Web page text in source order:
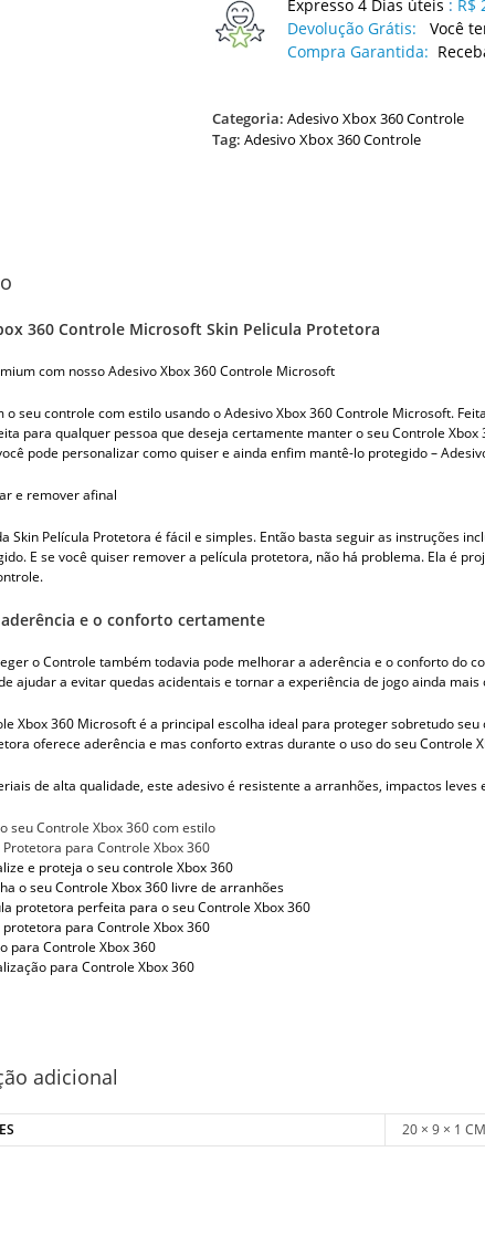
Expresso 4 Dias úteis : R$
Devolução Grátis:
Você
Compra Garantida:
Categoria: Adesivo Xbox 360 Controle
Tag: Adesivo Xbox 360 Controle
360 Controle Microsoft Skin Pelicula Protetora
com nosso Adesivo Xbox 360 Controle Microsoft
o seu controle com estilo usando o Adesivo Xbox 360 Controle Microsoft.
para qualquer pessoa que deseja certamente manter o seu Controle
pode personalizar como quiser e ainda enfim mantê-lo protegido –
e remover afinal
Skin Película Protetora é fácil e simples. Então basta seguir as instruções
E se você quiser remover a película protetora, não há problema. Ela é
e o conforto certamente
o Controle também todavia pode melhorar a aderência e o conforto do
ajudar a evitar quedas acidentais e tornar a experiência de jogo ainda mais
Xbox 360 Microsoft é a principal escolha ideal para proteger sobretudo
oferece aderência e mas conforto extras durante o uso do seu Controle
de alta qualidade, este adesivo é resistente a arranhões, impactos leves
seu Controle Xbox 360 com estilo
Protetora para Controle Xbox 360
e proteja o seu controle Xbox 360
o seu Controle Xbox 360 livre de arranhões
protetora perfeita para o seu Controle Xbox 360
protetora para Controle Xbox 360
para Controle Xbox 360
para Controle Xbox 360
adicional
20 × 9 × 1 CM